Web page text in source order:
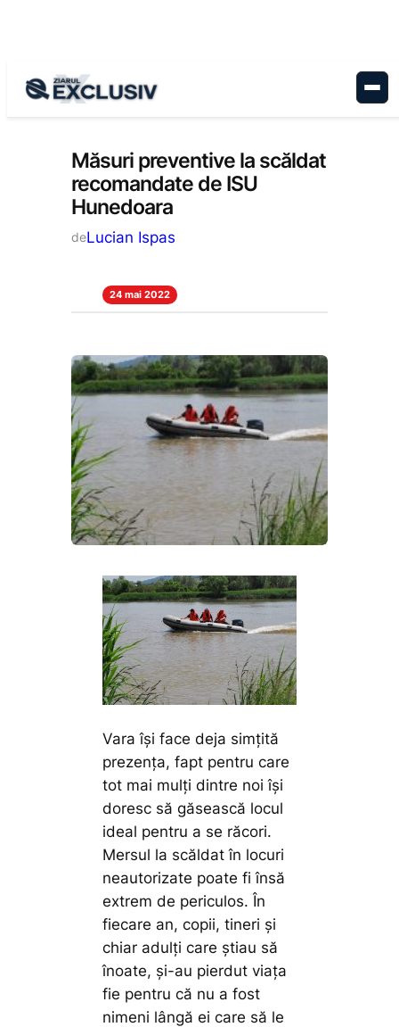
Stiri la zi
Măsuri preventive la scăldat
recomandate de ISU
Hunedoara
deLucian Ispas
24 mai 2022
Vara își face deja simțită
prezența, fapt pentru care
tot mai mulți dintre noi îşi
doresc să găsească locul
ideal pentru a se răcori.
Mersul la scăldat în locuri
neautorizate poate fi însă
extrem de periculos. În
fiecare an, copii, tineri și
chiar adulți care știau să
înoate, și-au pierdut viața
fie pentru că nu a fost
nimeni lângă ei care să le